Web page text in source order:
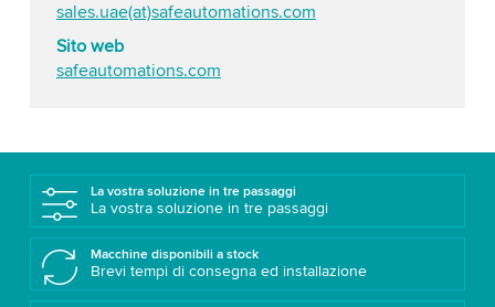
sales.uae(at)safeautomations.com
Sito web
safeautomations.com
La vostra soluzione in tre passaggi
La vostra soluzione in tre passaggi
Macchine disponibili a stock
Brevi tempi di consegna ed installazione